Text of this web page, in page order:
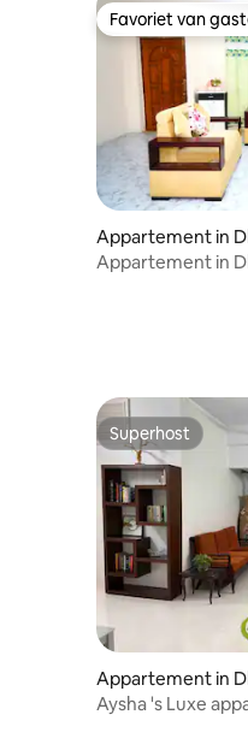
Favoriet van
Favoriet van
Appartement in
Appartement in
Superhost
Superhost
Appartement in
Aysha 's Luxe